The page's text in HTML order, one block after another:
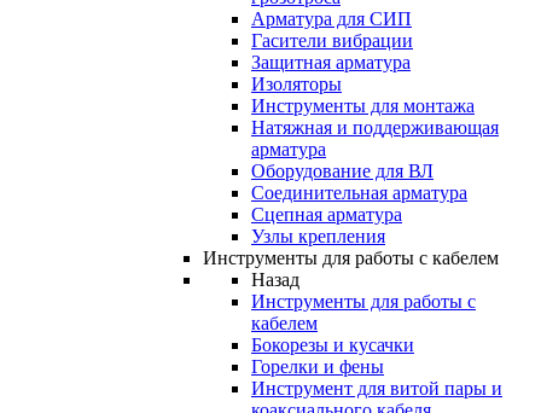
Арматура для СИП
Гасители вибрации
Защитная арматура
Изоляторы
Инструменты для монтажа
Натяжная и поддерживающая
арматура
Оборудование для ВЛ
Соединительная арматура
Сцепная арматура
Узлы крепления
Инструменты для работы с кабелем
Назад
Инструменты для работы с
кабелем
Бокорезы и кусачки
Горелки и фены
Инструмент для витой пары и